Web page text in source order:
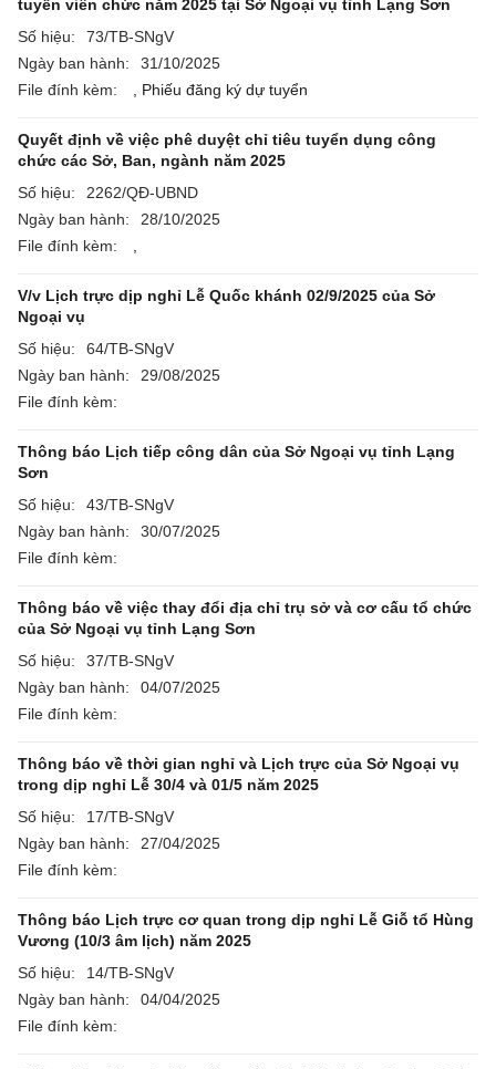
tuyển viên chức năm 2025 tại Sở Ngoại vụ tỉnh Lạng Sơn
Số hiệu:
73/TB-SNgV
Ngày ban hành:
31/10/2025
File đính kèm:
Phiếu đăng ký dự tuyển
Quyết định về việc phê duyệt chỉ tiêu tuyển dụng công
chức các Sở, Ban, ngành năm 2025
Số hiệu:
2262/QĐ-UBND
Ngày ban hành:
28/10/2025
File đính kèm:
V/v Lịch trực dịp nghỉ Lễ Quốc khánh 02/9/2025 của Sở
Ngoại vụ
Số hiệu:
64/TB-SNgV
Ngày ban hành:
29/08/2025
File đính kèm:
Thông báo Lịch tiếp công dân của Sở Ngoại vụ tỉnh Lạng
Sơn
Số hiệu:
43/TB-SNgV
Ngày ban hành:
30/07/2025
File đính kèm:
Thông báo về việc thay đổi địa chỉ trụ sở và cơ cấu tổ chức
của Sở Ngoại vụ tỉnh Lạng Sơn
Số hiệu:
37/TB-SNgV
Ngày ban hành:
04/07/2025
File đính kèm:
Thông báo về thời gian nghỉ và Lịch trực của Sở Ngoại vụ
trong dịp nghỉ Lễ 30/4 và 01/5 năm 2025
Số hiệu:
17/TB-SNgV
Ngày ban hành:
27/04/2025
File đính kèm:
Thông báo Lịch trực cơ quan trong dịp nghỉ Lễ Giỗ tổ Hùng
Vương (10/3 âm lịch) năm 2025
Số hiệu:
14/TB-SNgV
Ngày ban hành:
04/04/2025
File đính kèm: